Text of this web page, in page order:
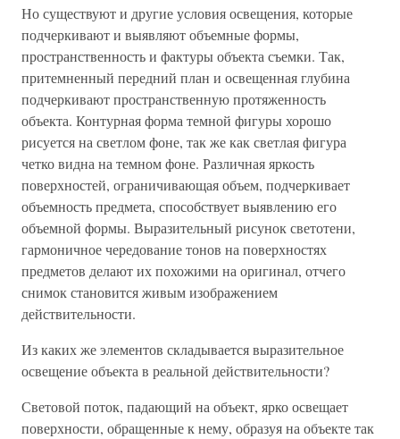
Но существуют и другие условия освещения, которые
подчеркивают и выявляют объемные формы,
пространственность и фактуры объекта съемки. Так,
притемненный передний план и освещенная глубина
подчеркивают пространственную протяженность
объекта. Контурная форма темной фигуры хорошо
рисуется на светлом фоне, так же как светлая фигура
четко видна на темном фоне. Различная яркость
поверхностей, ограничивающая объем, подчеркивает
объемность предмета, способствует выявлению его
объемной формы. Выразительный рисунок светотени,
гармоничное чередование тонов на поверхностях
предметов делают их похожими на оригинал, отчего
снимок становится живым изображением
действительности.
Из каких же элементов складывается выразительное
освещение объекта в реальной действительности?
Световой поток, падающий на объект, ярко освещает
поверхности, обращенные к нему, образуя на объекте так